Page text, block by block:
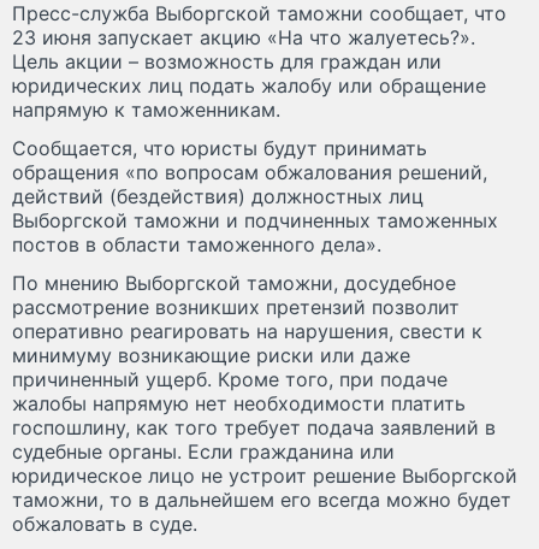
Пресс-служба Выборгской таможни сообщает, что
23 июня запускает акцию «На что жалуетесь?».
Цель акции – возможность для граждан или
юридических лиц подать жалобу или обращение
напрямую к таможенникам.
Сообщается, что юристы будут принимать
обращения «по вопросам обжалования решений,
действий (бездействия) должностных лиц
Выборгской таможни и подчиненных таможенных
постов в области таможенного дела».
По мнению Выборгской таможни, досудебное
рассмотрение возникших претензий позволит
оперативно реагировать на нарушения, свести к
минимуму возникающие риски или даже
причиненный ущерб. Кроме того, при подаче
жалобы напрямую нет необходимости платить
госпошлину, как того требует подача заявлений в
судебные органы. Если гражданина или
юридическое лицо не устроит решение Выборгской
таможни, то в дальнейшем его всегда можно будет
обжаловать в суде.